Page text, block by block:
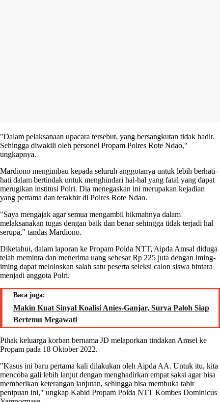
"Dalam pelaksanaan upacara tersebut, yang bersangkutan tidak hadir.
Sehingga diwakili oleh personel Propam Polres Rote Ndao,"
ungkapnya.
Mardiono mengimbau kepada seluruh anggotanya untuk lebih berhati-
hati dalam bertindak untuk menghindari hal-hal yang fatal yang dapat
merugikan institusi Polri. Dia menegaskan ini merupakan kejadian
yang pertama dan terakhir di Polres Rote Ndao.
"Saya mengajak agar semua mengambil hikmahnya dalam
melaksanakan tugas dengan baik dan benar sehingga tidak terjadi hal
serupa," tandas Mardiono.
Diketahui, dalam laporan ke Propam Polda NTT, Aipda Amsal diduga
telah meminta dan menerima uang sebesar Rp 225 juta dengan iming-
iming dapat meloloskan salah satu peserta seleksi calon siswa bintara
menjadi anggota Polri.
Baca juga:
Makin Kuat Sinyal Koalisi Anies-Ganjar, Surya Paloh Siap
Bertemu Megawati
Pihak keluarga korban bernama JD melaporkan tindakan Amsel ke
Propam pada 18 Oktober 2022.
"Kasus ini baru pertama kali dilakukan oleh Aipda AA. Untuk itu, kita
mencoba gali lebih lanjut dengan menghadirkan empat saksi agar bisa
memberikan keterangan lanjutan, sehingga bisa membuka tabir
penipuan ini," ungkap Kabid Propam Polda NTT Kombes Dominicus